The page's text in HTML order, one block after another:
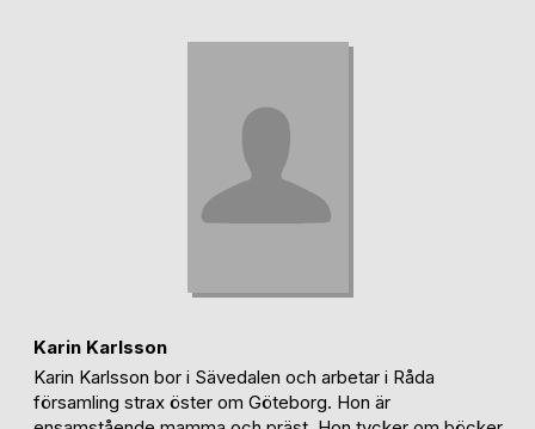
Karin Karlsson
Karin Karlsson bor i Sävedalen och arbetar i Råda
församling strax öster om Göteborg. Hon är